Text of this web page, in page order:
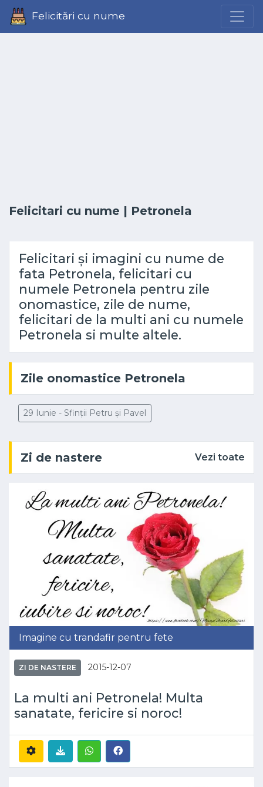
Felicitări cu nume
Felicitari cu nume | Petronela
Felicitari și imagini cu nume de
fata Petronela, felicitari cu
numele Petronela pentru zile
onomastice, zile de nume,
felicitari de la multi ani cu numele
Petronela si multe altele.
Zile onomastice Petronela
29 Iunie - Sfinții Petru și Pavel
Zi de nastere Vezi toate
Imagine cu trandafir pentru fete
ZI DE NASTERE 2015-12-07
La multi ani Petronela! Multa
sanatate, fericire si noroc!